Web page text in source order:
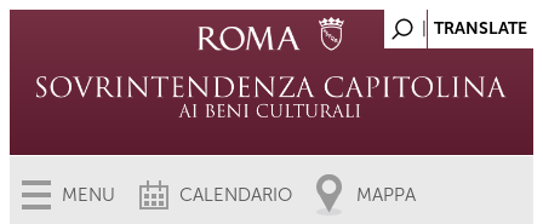
MENU CALENDARIO MAPPA